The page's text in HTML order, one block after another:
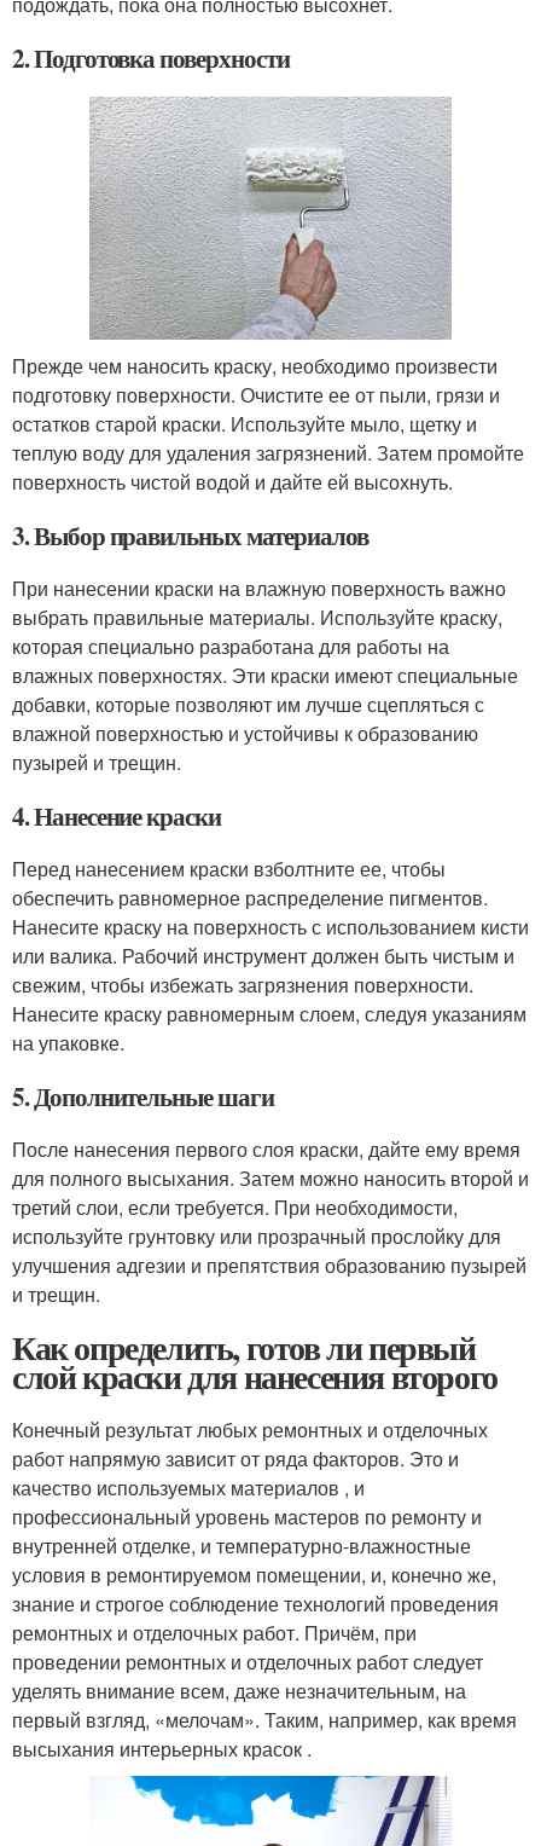
2. Подготовка поверхности
Прежде чем наносить краску, необходимо произвести
подготовку поверхности. Очистите ее от пыли, грязи и
остатков старой краски. Используйте мыло, щетку и
теплую воду для удаления загрязнений. Затем промойте
поверхность чистой водой и дайте ей высохнуть.
3. Выбор правильных материалов
При нанесении краски на влажную поверхность важно
выбрать правильные материалы. Используйте краску,
которая специально разработана для работы на
влажных поверхностях. Эти краски имеют специальные
добавки, которые позволяют им лучше сцепляться с
влажной поверхностью и устойчивы к образованию
пузырей и трещин.
4. Нанесение краски
Перед нанесением краски взболтните ее, чтобы
обеспечить равномерное распределение пигментов.
Нанесите краску на поверхность с использованием кисти
или валика. Рабочий инструмент должен быть чистым и
свежим, чтобы избежать загрязнения поверхности.
Нанесите краску равномерным слоем, следуя указаниям
на упаковке.
5. Дополнительные шаги
После нанесения первого слоя краски, дайте ему время
для полного высыхания. Затем можно наносить второй и
третий слои, если требуется. При необходимости,
используйте грунтовку или прозрачный прослойку для
улучшения адгезии и препятствия образованию пузырей
и трещин.
Как определить, готов ли первый
слой краски для нанесения второго
Конечный результат любых ремонтных и отделочных
работ напрямую зависит от ряда факторов. Это и
качество используемых материалов , и
профессиональный уровень мастеров по ремонту и
внутренней отделке, и температурно-влажностные
условия в ремонтируемом помещении, и, конечно же,
знание и строгое соблюдение технологий проведения
ремонтных и отделочных работ. Причём, при
проведении ремонтных и отделочных работ следует
уделять внимание всем, даже незначительным, на
первый взгляд, «мелочам». Таким, например, как время
высыхания интерьерных красок .